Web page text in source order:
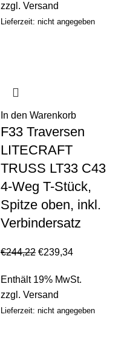
zzgl. Versand
Lieferzeit: nicht angegeben
In den Warenkorb
F33 Traversen
LITECRAFT
TRUSS LT33 C43
4-Weg T-Stück,
Spitze oben, inkl.
Verbindersatz
€244,22 €239,34
Enthält 19% MwSt.
zzgl. Versand
Lieferzeit: nicht angegeben